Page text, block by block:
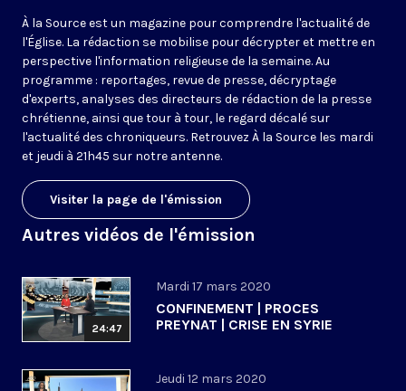
À la Source est un magazine pour comprendre l'actualité de
l'Église. La rédaction se mobilise pour décrypter et mettre en
perspective l'information religieuse de la semaine. Au
programme : reportages, revue de presse, décryptage
d'experts, analyses des directeurs de rédaction de la presse
chrétienne, ainsi que tour à tour, le regard décalé sur
l'actualité des chroniqueurs. Retrouvez À la Source les mardi
et jeudi à 21h45 sur notre antenne.
Visiter la page de l'émission
Autres vidéos de l'émission
24:47
Mardi 17 mars 2020
CONFINEMENT | PROCES
PREYNAT | CRISE EN SYRIE
Jeudi 12 mars 2020